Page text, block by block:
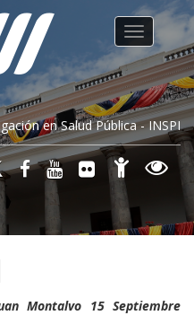
en Salud Pública - INSPI
Toggle
Montalvo 15 Septiembre